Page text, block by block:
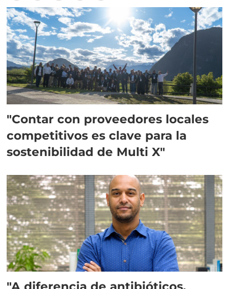
"Contar con proveedores locales
competitivos es clave para la
sostenibilidad de Multi X"